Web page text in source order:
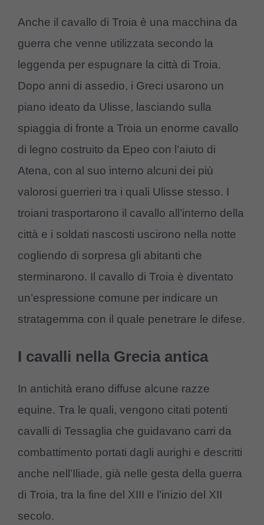
Anche il cavallo di Troia è una macchina da
guerra che venne utilizzata secondo la
leggenda per espugnare la città di Troia.
Dopo anni di assedio, i Greci usarono un
piano ideato da Ulisse, lasciando sulla
spiaggia di fronte a Troia un enorme cavallo
di legno costruito da Epeo con l’aiuto di
Atena, con al suo interno alcuni dei più
valorosi guerrieri tra i quali Ulisse stesso. I
troiani trasportarono il cavallo all’interno della
città e i soldati nascosti uscirono nella notte
cogliendo di sorpresa gli abitanti che
sterminarono. Il cavallo di Troia è diventato
un’espressione comune per indicare un
stratagemma con il quale penetrare le difese.
I cavalli nella Grecia antica
In antichità erano diffuse alcune razze
equine. Tra le quali, vengono citati potenti
cavalli di Tessaglia che guidavano carri da
combattimento portati dagli aurighi e descritti
anche nell’Iliade, già nelle gesta della guerra
di Troia, tra la fine del XIII e l’inizio del XII
secolo.